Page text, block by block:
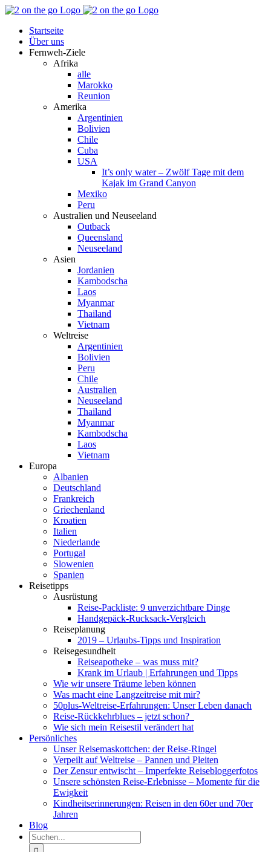
Zum
springen
Facebook
YouTube
Instagram
Pinterest
Rss
Startseite
Über uns
Fernweh-Ziele
Afrika
alle
Marokko
Reunion
Amerika
Argentinien
Bolivien
Chile
Cuba
USA
It’s only water – Zwölf Tage mit dem
Kajak im Grand Canyon
Mexiko
Peru
Australien und Neuseeland
Outback
Queensland
Neuseeland
Asien
Jordanien
Kambodscha
Laos
Myanmar
Thailand
Vietnam
Weltreise
Argentinien
Bolivien
Peru
Chile
Australien
Neuseeland
Thailand
Myanmar
Kambodscha
Laos
Vietnam
Europa
Albanien
Deutschland
Frankreich
Griechenland
Kroatien
Italien
Niederlande
Portugal
Slowenien
Spanien
Reisetipps
Ausrüstung
Reise-Packliste: 9 unverzichtbare Dinge
Handgepäck-Rucksack-Vergleich
Reiseplanung
2019 – Urlaubs-Tipps und Inspiration
Reisegesundheit
Reiseapotheke – was muss mit?
Krank im Urlaub | Erfahrungen und Tipps
Wie wir unsere Träume leben können
Was macht eine Langzeitreise mit mir?
50plus-Weltreise-Erfahrungen: Unser Leben danach
Reise-Rückkehrblues – jetzt schon?
Wie sich mein Reisestil verändert hat
Persönliches
Unser Reisemaskottchen: der Reise-Ringel
Verpeilt auf Weltreise – Pannen und Pleiten
Der Zensur entwischt – Imperfekte Reisebloggerfotos
Unsere schönsten Reise-Erlebnisse – Momente für die
Ewigkeit
Kindheitserinnerungen: Reisen in den 60er und 70er
Jahren
Blog
Suche
nach: